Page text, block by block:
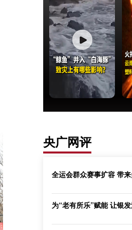
央广网评
全运会群众赛事扩容 带
为“老有所乐”赋能 让银